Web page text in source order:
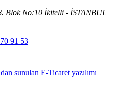
Blok No:10 İkitelli - İSTANBUL
91 53
sunulan E-Ticaret yazılımı